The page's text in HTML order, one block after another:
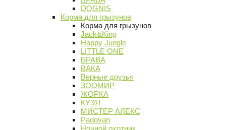
DOGNIS
Корма для грызунов
Корма для грызунов
Jack&King
Happy Jungle
LITTLE ONE
БРАВА
ВАКА
Верные друзья
ЗООМИР
ЖОРКА
КУЗЯ
МИСТЕР АЛЕКС
Padovan
Ночной охотник